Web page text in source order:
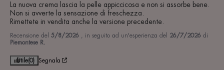
La nuova crema lascia la pelle appiccicosa e non si assorbe bene.
Non si avverte la sensazione di freschezza.
Rimettete in vendita anche la versione precedente.
Recensione del 5/8/2026 , in seguito ad un'esperienza del 26/7/2026 di
Piemontese R.
Utile(0) Segnala